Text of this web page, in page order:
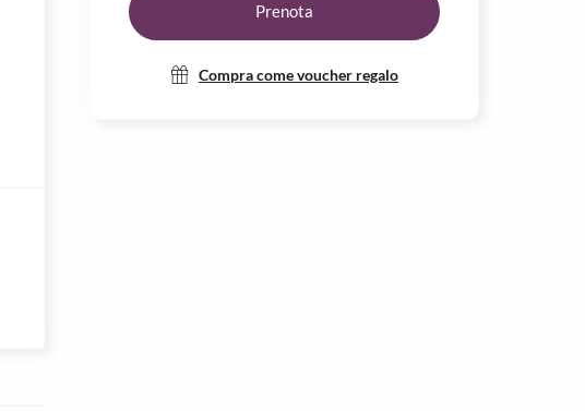
Prenota
Compra come voucher regalo